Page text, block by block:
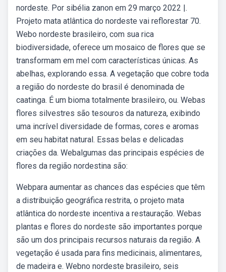
nordeste. Por sibélia zanon em 29 março 2022 |.
Projeto mata atlântica do nordeste vai reflorestar 70.
Webo nordeste brasileiro, com sua rica
biodiversidade, oferece um mosaico de flores que se
transformam em mel com características únicas. As
abelhas, explorando essa. A vegetação que cobre toda
a região do nordeste do brasil é denominada de
caatinga. É um bioma totalmente brasileiro, ou. Webas
flores silvestres são tesouros da natureza, exibindo
uma incrível diversidade de formas, cores e aromas
em seu habitat natural. Essas belas e delicadas
criações da. Webalgumas das principais espécies de
flores da região nordestina são:
Webpara aumentar as chances das espécies que têm
a distribuição geográfica restrita, o projeto mata
atlântica do nordeste incentiva a restauração. Webas
plantas e flores do nordeste são importantes porque
são um dos principais recursos naturais da região. A
vegetação é usada para fins medicinais, alimentares,
de madeira e. Webno nordeste brasileiro, seis